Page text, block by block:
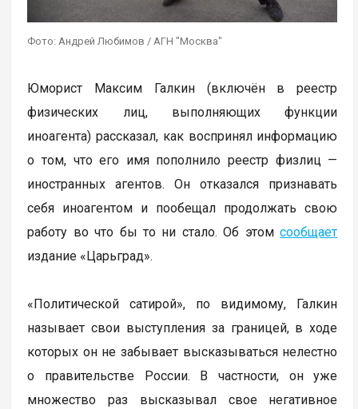
Фото: Андрей Любимов / АГН "Москва"
Юморист Максим Галкин (включён в реестр
физических лиц, выполняющих функции
иноагента) рассказал, как воспринял информацию
о том, что его имя пополнило реестр физлиц —
иностранных агентов. Он отказался признавать
себя иноагентом и пообещал продолжать свою
работу во что бы то ни стало. Об этомсообщает
издание «Царьград».
«Политической сатирой», по видимому, Галкин
называет свои выступления за границей, в ходе
которых он не забывает высказываться нелестно
о правительстве России. В частности, он уже
множество раз высказывал свое негативное